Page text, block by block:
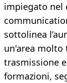
impiegato nel
sottolinea
un'area molto
trasmissione
formazioni,